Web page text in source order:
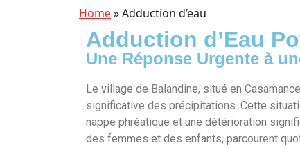
Home»Adduction d’eau
Adduction d’Eau
Une Réponse Urgente à
Le village de Balandine, situé en
significative des précipitations. Cette
nappe phréatique et une détérioration
des femmes et des enfants, parcourent